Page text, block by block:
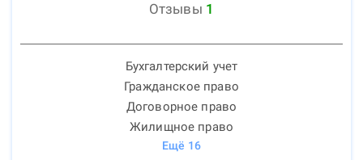
Отзывы 1
Бухгалтерский учет
Гражданское право
Договорное право
Жилищное право
Ещё 16